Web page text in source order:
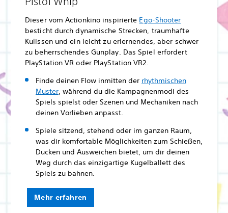
Dieser vom Actionkino inspirierte Ego-Shooter
besticht durch dynamische Strecken, traumhafte
Kulissen und ein leicht zu erlernendes, aber schwer
zu beherrschendes Gunplay. Das Spiel erfordert
PlayStation VR oder PlayStation VR2.
Finde deinen Flow inmitten der rhythmischen
Muster, während du die Kampagnenmodi des
Spiels spielst oder Szenen und Mechaniken nach
deinen Vorlieben anpasst.
Spiele sitzend, stehend oder im ganzen Raum,
was dir komfortable Möglichkeiten zum Schießen,
Ducken und Ausweichen bietet, um dir deinen
Weg durch das einzigartige Kugelballett des
Spiels zu bahnen.
Mehr erfahren